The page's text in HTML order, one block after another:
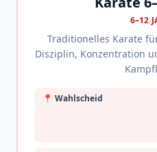
6–12
Traditionelles Karate
Disziplin, Konzentration
📍 Wahlscheid